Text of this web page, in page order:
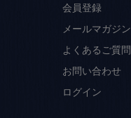
会員登録
メールマガジン
よくあるご質問
お問い合わせ
ログイン